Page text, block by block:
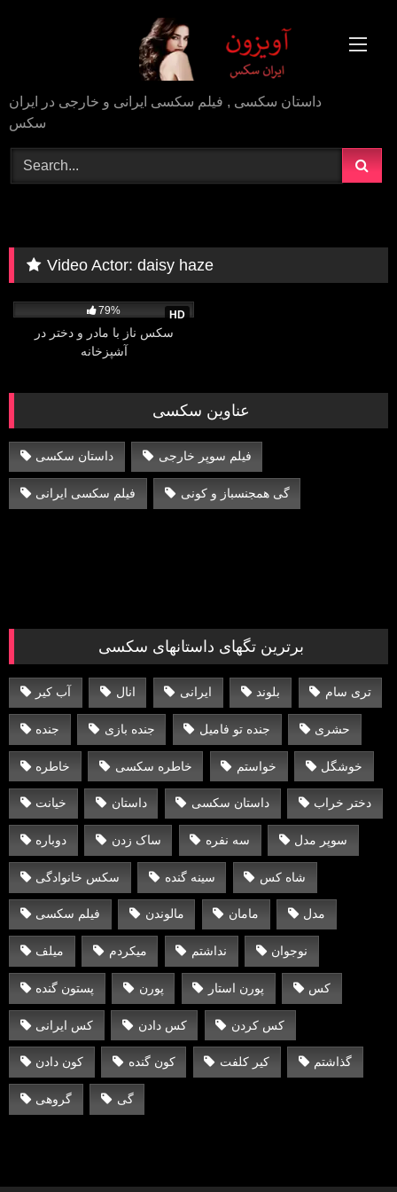
داستان سکسی , فیلم سکسی ایرانی و خارجی در ایران
سکس
Video Actor:daisy haze
HD
79%
سکس ناز با مادر و دختر در
آشپزخانه
عناوین سکسی
داستان سکسی فیلم سوپر خارجی
فیلم سکسی ایرانی گی همجنسباز و کونی
برترین تگهای داستانهای سکسی
آب کیر انال ایرانی بلوند تری سام
جنده جنده بازی جنده تو فامیل حشری
خاطره خاطره سکسی خواستم خوشگل
خیانت داستان داستان سکسی دختر خراب
دوباره ساک زدن سه نفره سوپر مدل
سکس خانوادگی سینه گنده شاه کس
فیلم سکسی مالوندن مامان مدل
میلف میکردم نداشتم نوجوان
پستون گنده پورن پورن استار کس
کس ایرانی کس دادن کس کردن
کون دادن کون گنده کیر کلفت گذاشتم
گروهی گی